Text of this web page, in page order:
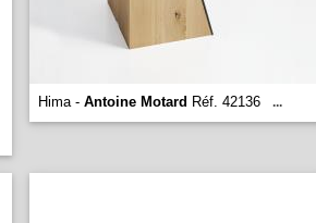
Hima - Antoine Motard Réf. 42136 ...